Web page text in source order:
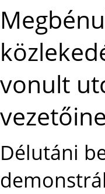
vonult
Délutáni